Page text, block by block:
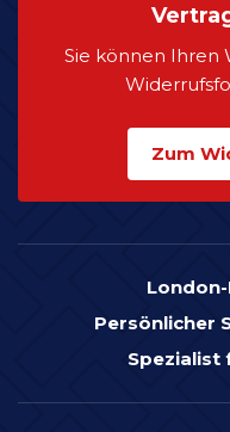
Sie können Ihren
Zum
Persönlicher
Spezialist